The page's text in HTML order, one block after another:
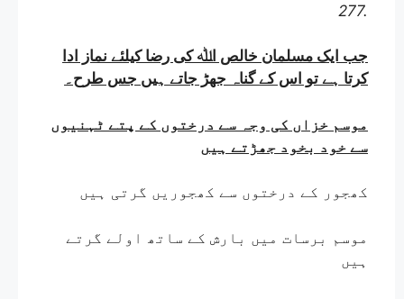
277.
جب ایک مسلمان خالص اﷲ کی رضا کیلئے نماز ادا
کرتا ہے تو اس کے گناہ جھڑ جاتے ہیں جس طرح۔
موسم خزاں کی وجہ سے درختوں کے پتے ٹہنیوں
سے خود بخود جھڑتے ہیں
کھجور کے درختوں سے کھجوریں گرتی ہیں
موسم برسات میں بارش کے ساتھ اولے گرتے
ہیں